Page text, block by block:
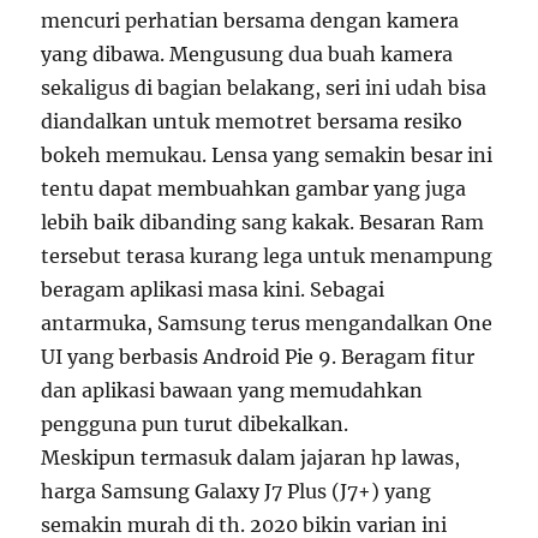
mencuri perhatian bersama dengan kamera
yang dibawa. Mengusung dua buah kamera
sekaligus di bagian belakang, seri ini udah bisa
diandalkan untuk memotret bersama resiko
bokeh memukau. Lensa yang semakin besar ini
tentu dapat membuahkan gambar yang juga
lebih baik dibanding sang kakak. Besaran Ram
tersebut terasa kurang lega untuk menampung
beragam aplikasi masa kini. Sebagai
antarmuka, Samsung terus mengandalkan One
UI yang berbasis Android Pie 9. Beragam fitur
dan aplikasi bawaan yang memudahkan
pengguna pun turut dibekalkan.
Meskipun termasuk dalam jajaran hp lawas,
harga Samsung Galaxy J7 Plus (J7+) yang
semakin murah di th. 2020 bikin varian ini